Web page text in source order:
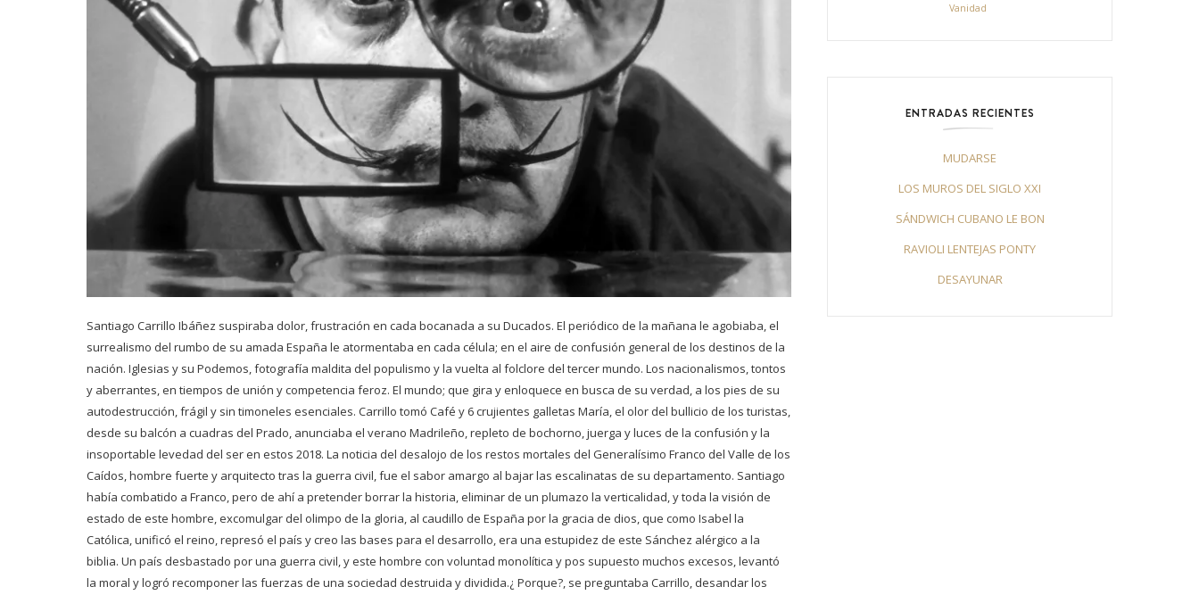
Santiago Carrillo Ibáñez suspiraba dolor, frustración en cada bocanada a su Ducados. El periódico de la mañana le agobiaba, el
surrealismo del rumbo de su amada España le atormentaba en cada célula; en el aire de confusión general de los destinos de la
nación. Iglesias y su Podemos, fotografía maldita del populismo y la vuelta al folclore del tercer mundo. Los nacionalismos, tontos
y aberrantes, en tiempos de unión y competencia feroz. El mundo; que gira y enloquece en busca de su verdad, a los pies de su
autodestrucción, frágil y sin timoneles esenciales. Carrillo tomó Café y 6 crujientes galletas María, el olor del bullicio de los turistas,
desde su balcón a cuadras del Prado, anunciaba el verano Madrileño, repleto de bochorno, juerga y luces de la confusión y la
insoportable levedad del ser en estos 2018. La noticia del desalojo de los restos mortales del Generalísimo Franco del Valle de los
Caídos, hombre fuerte y arquitecto tras la guerra civil, fue el sabor amargo al bajar las escalinatas de su departamento. Santiago
había combatido a Franco, pero de ahí a pretender borrar la historia, eliminar de un plumazo la verticalidad, y toda la visión de
estado de este hombre, excomulgar del olimpo de la gloria, al caudillo de España por la gracia de dios, que como Isabel la
Católica, unificó el reino, represó el país y creo las bases para el desarrollo, era una estupidez de este Sánchez alérgico a la
biblia. Un país desbastado por una guerra civil, y este hombre con voluntad monolítica y pos supuesto muchos excesos, levantó
la moral y logró recomponer las fuerzas de una sociedad destruida y dividida.¿ Porque?, se preguntaba Carrillo, desandar los
Vanidad
ENTRADAS RECIENTES
MUDARSE
LOS MUROS DEL SIGLO XXI
SÁNDWICH CUBANO LE BON
RAVIOLI LENTEJAS PONTY
DESAYUNAR